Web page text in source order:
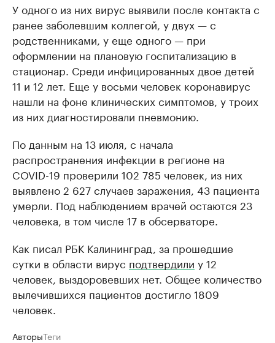
У одного из них вирус выявили после контакта с
ранее заболевшим коллегой, у двух — с
родственниками, у еще одного — при
оформлении на плановую госпитализацию в
стационар. Среди инфицированных двое детей
11 и 12 лет. Еще у восьми человек коронавирус
нашли на фоне клинических симптомов, у троих
из них диагностировали пневмонию.
По данным на 13 июля, с начала
распространения инфекции в регионе на
COVID-19 проверили 102 785 человек, из них
выявлено 2 627 случаев заражения, 43 пациента
умерли. Под наблюдением врачей остаются 23
человека, в том числе 17 в обсерваторе.
Как писал РБК Калининград, за прошедшие
сутки в области вирус подтвердили у 12
человек, выздоровевших нет. Общее количество
вылечившихся пациентов достигло 1809
человек.
АвторыТеги